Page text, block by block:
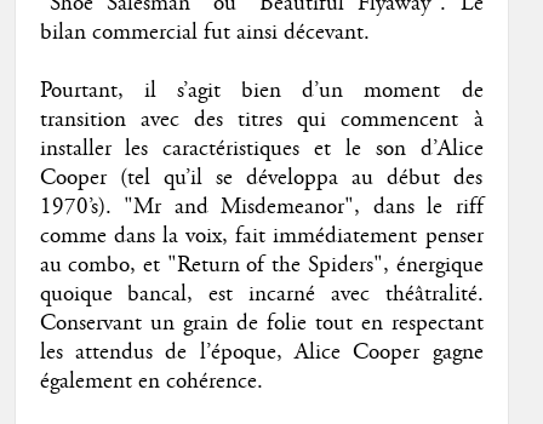
bilan commercial fut ainsi décevant.
Pourtant, il s’agit bien d’un moment de
transition avec des titres qui commencent à
installer les caractéristiques et le son d’Alice
Cooper (tel qu’il se développa au début des
1970’s). "Mr and Misdemeanor", dans le riff
comme dans la voix, fait immédiatement penser
au combo, et "Return of the Spiders", énergique
quoique bancal, est incarné avec théâtralité.
Conservant un grain de folie tout en respectant
les attendus de l’époque, Alice Cooper gagne
également en cohérence.